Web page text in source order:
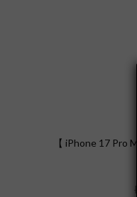
【 iPhone 17 Pro